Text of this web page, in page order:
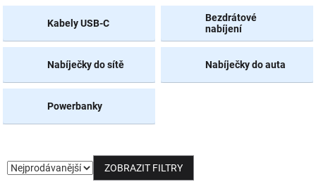
AIRTAG
OSTATNÍ
ZNAČKY
%
ZBOŽÍ
Kabely USB-C
Bezdrátové
nabíjení
Nabíječky do sítě Nabíječky do auta
Powerbanky
ZOBRAZIT FILTRY